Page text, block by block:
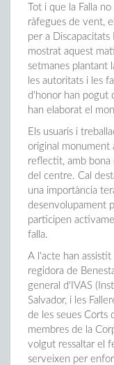
Tot i que la Falla
ràfegues de vent,
per a Discapacitats
mostrat aquest
setmanes plantant
les autoritats i les
d'honor han pogut
han elaborat el
Els usuaris i
original monument
reflectit, amb bona
del centre. Cal
una importància
desenvolupament
participen
falla.
A l'acte han
regidora de
general d'IVAS
Salvador, i les
de les seues Corts
membres de la
volgut ressaltar el
serveixen per